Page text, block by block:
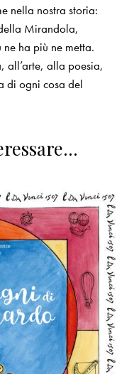
nella nostra storia:
Mirandola,
ha più ne metta.
all’arte, alla poesia,
di ogni cosa del